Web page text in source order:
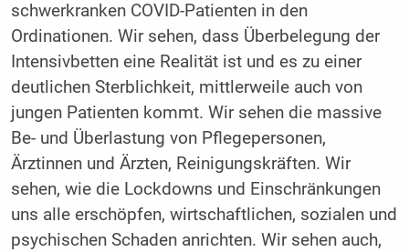
schwerkranken COVID-Patienten in den
Ordinationen. Wir sehen, dass Überbelegung der
Intensivbetten eine Realität ist und es zu einer
deutlichen Sterblichkeit, mittlerweile auch von
jungen Patienten kommt. Wir sehen die massive
Be- und Überlastung von Pflegepersonen,
Ärztinnen und Ärzten, Reinigungskräften. Wir
sehen, wie die Lockdowns und Einschränkungen
uns alle erschöpfen, wirtschaftlichen, sozialen und
psychischen Schaden anrichten. Wir sehen auch,